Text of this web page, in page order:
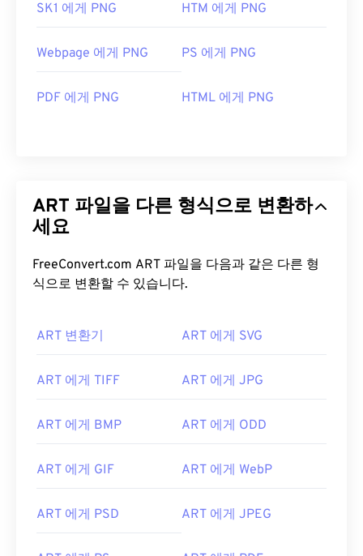
SK1 에게 PNG HTM 에게 PNG
Webpage 에게 PNG PS 에게 PNG
PDF 에게 PNG HTML 에게 PNG
ART 파일을 다른 형식으로 변환하
세요
FreeConvert.com ART 파일을 다음과 같은 다른 형
식으로 변환할 수 있습니다.
ART 변환기 ART 에게 SVG
ART 에게 TIFF ART 에게 JPG
ART 에게 BMP ART 에게 ODD
ART 에게 GIF ART 에게 WebP
ART 에게 PSD ART 에게 JPEG